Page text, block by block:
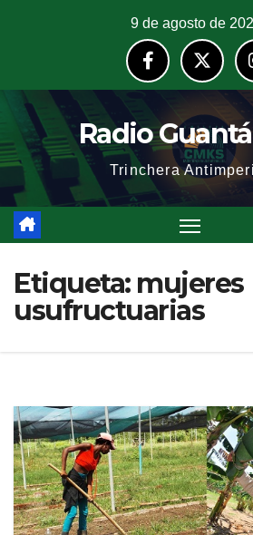
9 de agosto de
Radio
Trinchera
Etiqueta: mujeres
usufructuarias